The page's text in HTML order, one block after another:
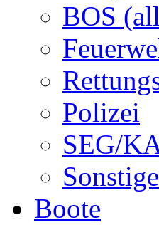
BOS
Polizei
SEG/
Sonstige
Boote